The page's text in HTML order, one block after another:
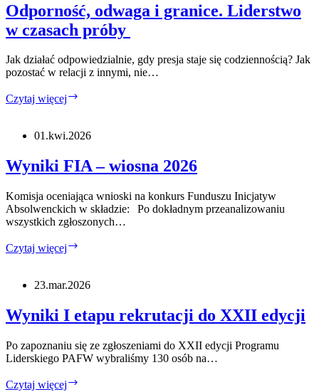
Odporność, odwaga i granice. Liderstwo
w czasach próby
Jak działać odpowiedzialnie, gdy presja staje się codziennością? Jak
pozostać w relacji z innymi, nie…
Czytaj więcej
granice.
w
czasach
01.kwi.2026
Wyniki FIA – wiosna 2026
Komisja oceniająca wnioski na konkurs Funduszu Inicjatyw
Absolwenckich w składzie: Po dokładnym przeanalizowaniu
wszystkich zgłoszonych…
Czytaj więcej
wiosna
23.mar.2026
Wyniki I etapu rekrutacji do XXII edycji
Po zapoznaniu się ze zgłoszeniami do XXII edycji Programu
Liderskiego PAFW wybraliśmy 130 osób na…
Czytaj więcej